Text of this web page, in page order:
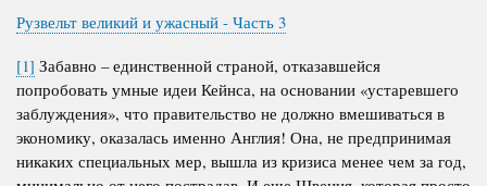
Рузвельт великий и ужасный - Часть 3
[1] Забавно – единственной страной, отказавшейся
попробовать умные идеи Кейнса, на основании «устаревшего
заблуждения», что правительство не должно вмешиваться в
экономику, оказалась именно Англия! Она, не предпринимая
никаких специальных мер, вышла из кризиса менее чем за год,